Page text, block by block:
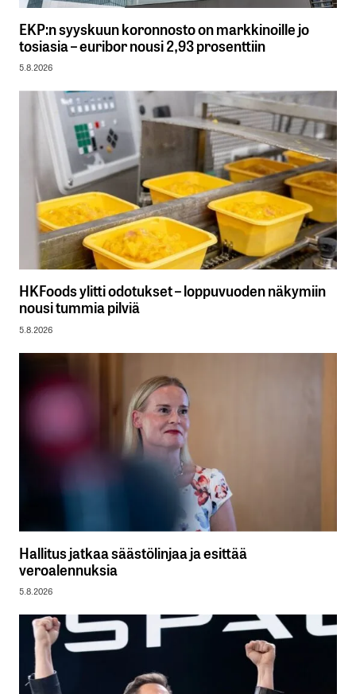
EKP:n syyskuun koronnosto on markkinoille jo
tosiasia – euribor nousi 2,93 prosenttiin
5.8.2026
HKFoods ylitti odotukset – loppuvuoden näkymiin
nousi tummia pilviä
5.8.2026
Hallitus jatkaa säästölinjaa ja esittää
veroalennuksia
5.8.2026